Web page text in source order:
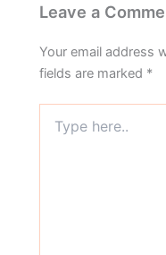
Leave a
Your email address
fields are marked *
here..